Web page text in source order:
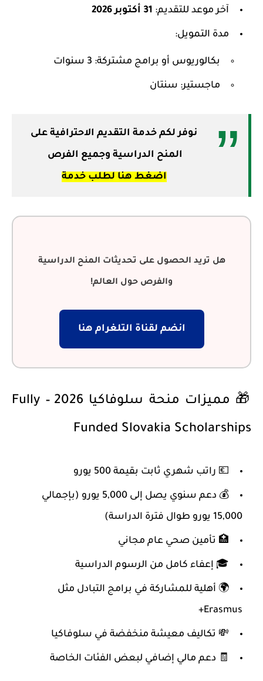
آخر موعد للتقديم: 31 أكتوبر 2026
مدة التمويل:
بكالوريوس أو برامج مشتركة: 3 سنوات
ماجستير: سنتان
نوفر لكم خدمة التقديم الاحترافية على
المنح الدراسية وجميع الفرص
اضغط هنا لطلب خدمة
هل تريد الحصول على تحديثات المنح الدراسية
والفرص حول العالم!
انضم لقناة التلغرام هنا
🎁 مميزات منحة سلوفاكيا 2026 – Fully
Funded Slovakia Scholarships
💶 راتب شهري ثابت بقيمة 500 يورو
💰 دعم سنوي يصل إلى 5,000 يورو
(بإجمالي
15,000 يورو طوال فترة الدراسة)
🏥 تأمين صحي عام مجاني
🎓 إعفاء كامل من الرسوم الدراسية
🌍 أهلية للمشاركة في برامج التبادل مثل
Erasmus+
💸 تكاليف معيشة منخفضة في سلوفاكيا
🧾 دعم مالي إضافي لبعض الفئات الخاصة